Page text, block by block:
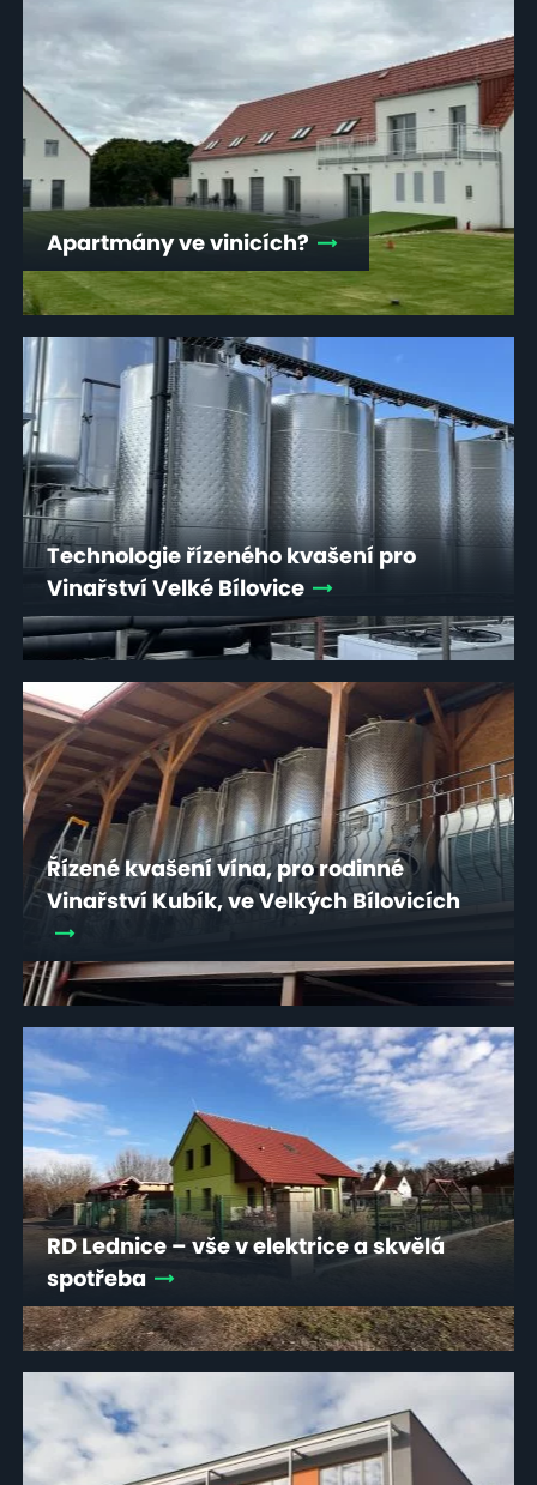
Apartmány ve vinicích?
Technologie řízeného kvašení pro
Vinařství Velké Bílovice
Řízené kvašení vína, pro rodinné
Vinařství Kubík, ve Velkých Bílovicích
RD Lednice – vše v elektrice a skvělá
spotřeba